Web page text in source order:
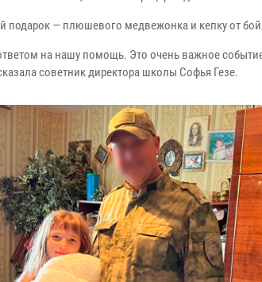
подарок — плюшевого медвежонка и кепку от
на нашу помощь. Это очень важное
советник директора школы Софья Гезе.